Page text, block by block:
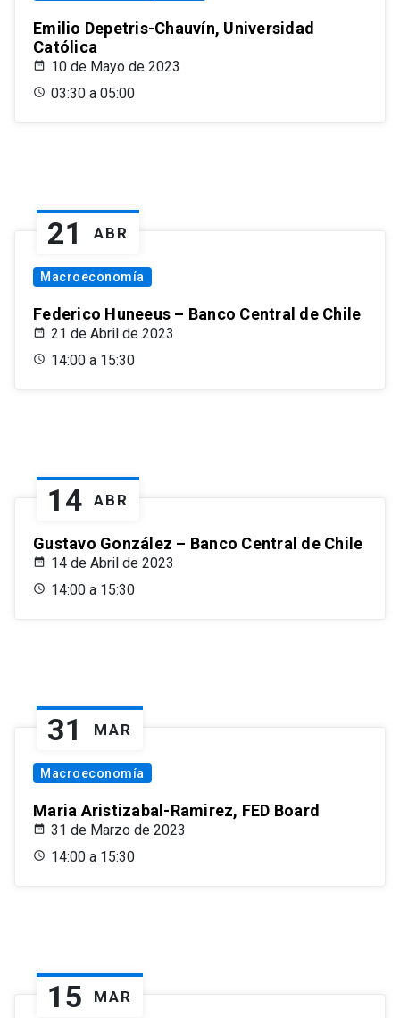
Emilio Depetris-Chauvín, Universidad
Católica
10 de Mayo de 2023
03:30 a 05:00
21 ABR
Macroeconomía
Federico Huneeus – Banco Central de Chile
21 de Abril de 2023
14:00 a 15:30
14 ABR
Gustavo González – Banco Central de Chile
14 de Abril de 2023
14:00 a 15:30
31 MAR
Macroeconomía
Maria Aristizabal-Ramirez, FED Board
31 de Marzo de 2023
14:00 a 15:30
15 MAR